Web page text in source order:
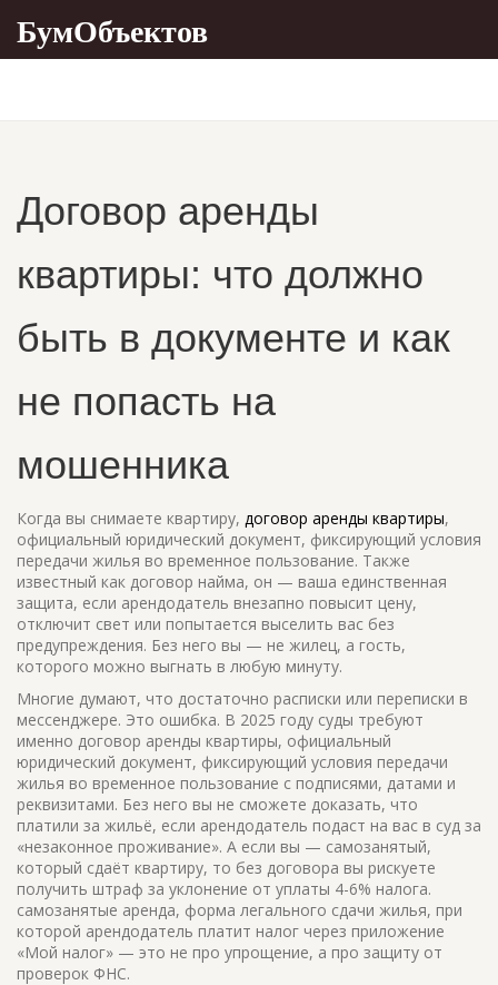
БумОбъектов
Договор аренды
квартиры: что должно
быть в документе и как
не попасть на
мошенника
Когда вы снимаете квартиру, договор аренды квартиры,
официальный юридический документ, фиксирующий условия
передачи жилья во временное пользование. Также
известный как договор найма, он — ваша единственная
защита, если арендодатель внезапно повысит цену,
отключит свет или попытается выселить вас без
предупреждения. Без него вы — не жилец, а гость,
которого можно выгнать в любую минуту.
Многие думают, что достаточно расписки или переписки в
мессенджере. Это ошибка. В 2025 году суды требуют
именно договор аренды квартиры, официальный
юридический документ, фиксирующий условия передачи
жилья во временное пользование с подписями, датами и
реквизитами. Без него вы не сможете доказать, что
платили за жильё, если арендодатель подаст на вас в суд за
«незаконное проживание». А если вы — самозанятый,
который сдаёт квартиру, то без договора вы рискуете
получить штраф за уклонение от уплаты 4-6% налога.
самозанятые аренда, форма легального сдачи жилья, при
которой арендодатель платит налог через приложение
«Мой налог» — это не про упрощение, а про защиту от
проверок ФНС.